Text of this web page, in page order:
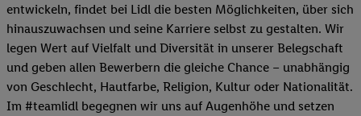
entwickeln, findet bei Lidl die besten Möglichkeiten, über sich
hinauszuwachsen und seine Karriere selbst zu gestalten. Wir
legen Wert auf Vielfalt und Diversität in unserer Belegschaft
und geben allen Bewerbern die gleiche Chance – unabhängig
von Geschlecht, Hautfarbe, Religion, Kultur oder Nationalität.
Im #teamlidl begegnen wir uns auf Augenhöhe und setzen